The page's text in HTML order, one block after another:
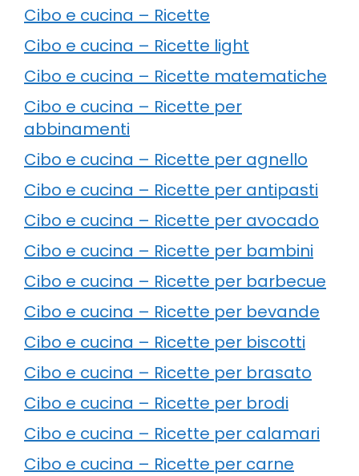
Cibo e cucina – Ricette
Cibo e cucina – Ricette light
Cibo e cucina – Ricette matematiche
Cibo e cucina – Ricette per
abbinamenti
Cibo e cucina – Ricette per agnello
Cibo e cucina – Ricette per antipasti
Cibo e cucina – Ricette per avocado
Cibo e cucina – Ricette per bambini
Cibo e cucina – Ricette per barbecue
Cibo e cucina – Ricette per bevande
Cibo e cucina – Ricette per biscotti
Cibo e cucina – Ricette per brasato
Cibo e cucina – Ricette per brodi
Cibo e cucina – Ricette per calamari
Cibo e cucina – Ricette per carne